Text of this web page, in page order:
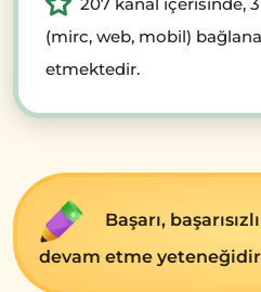
(mirc, web, mobil)
etmektedir.
Başarı,
devam etme